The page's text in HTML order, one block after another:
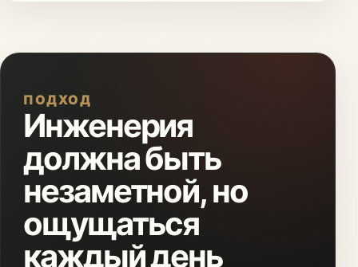
ПОДХОД
Инженерия
должна быть
незаметной, но
ощущаться
каждый день